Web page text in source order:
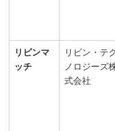
リビンマ
ッチ
リビン・テ
ノロジーズ
式会社